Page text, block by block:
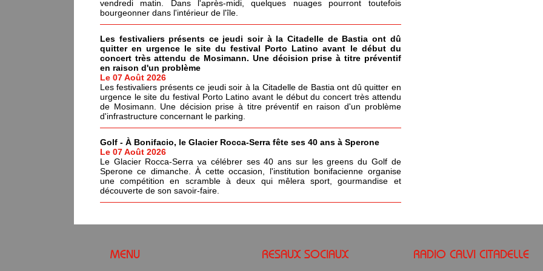
vendredi matin. Dans l'après-midi, quelques nuages pourront toutefois
bourgeonner dans l'intérieur de l'île.
Les festivaliers présents ce jeudi soir à la Citadelle de Bastia ont dû
quitter en urgence le site du festival Porto Latino avant le début du
concert très attendu de Mosimann. Une décision prise à titre préventif
en raison d'un problème
Le 07 Août 2026
Les festivaliers présents ce jeudi soir à la Citadelle de Bastia ont dû quitter en
urgence le site du festival Porto Latino avant le début du concert très attendu
de Mosimann. Une décision prise à titre préventif en raison d'un problème
d'infrastructure concernant le parking.
Golf - À Bonifacio, le Glacier Rocca-Serra fête ses 40 ans à Sperone
Le 07 Août 2026
Le Glacier Rocca-Serra va célébrer ses 40 ans sur les greens du Golf de
Sperone ce dimanche. À cette occasion, l'institution bonifacienne organise
une compétition en scramble à deux qui mêlera sport, gourmandise et
découverte de son savoir-faire.
MENU RESAUX SOCIAUX RADIO CALVI CITADELLE